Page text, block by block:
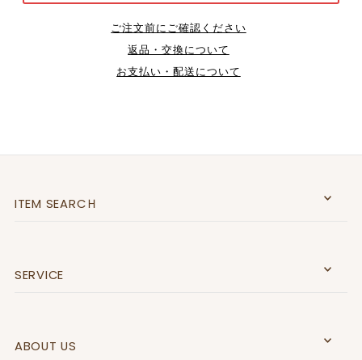
ご注文前にご確認ください
返品・交換について
お支払い・配送について
ITEM SEARCＨ
SERVICE
ABOUT US